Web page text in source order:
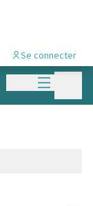
Menu
Se connecter